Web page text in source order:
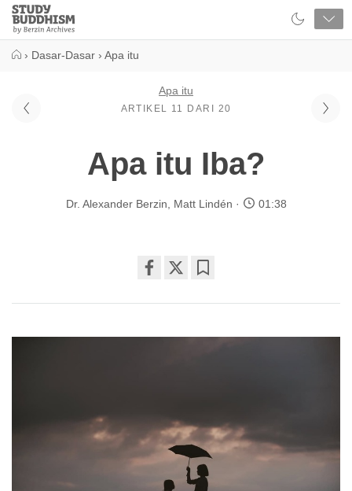
Close
Study
Buddhism
› Dasar-Dasar › Apa itu
Apa itu
ARTIKEL 11 DARI 20
Apa itu Iba?
Dr. Alexander Berzin Matt Lindén 01:38
on